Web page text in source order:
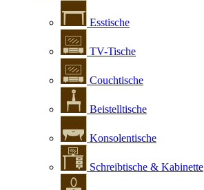
Esstische
TV-Tische
Couchtische
Beistelltische
Konsolentische
Schreibtische & Kabinette